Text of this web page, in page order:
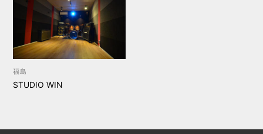
福島
STUDIO WIN